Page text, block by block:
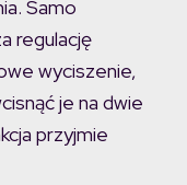
Samo
regulację
wyciszenie,
je na dwie
przyjmie